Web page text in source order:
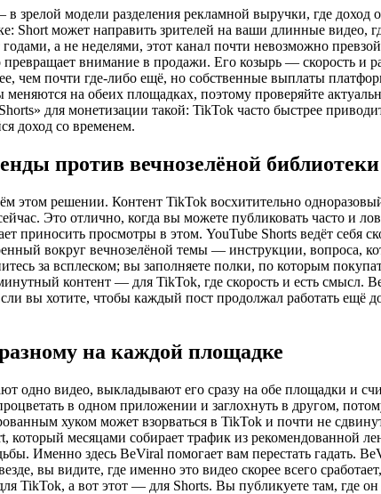
зрелой модели разделения рекламной выручки, где
может направить зрителей на ваши длинные видео,
а не неделями, этот канал почти невозможно
внимание в продажи. Его козырь — скорость и
чем почти где-либо ещё, но собственные выплаты
на обеих площадках, поэтому проверяйте
для монетизации такой: TikTok часто быстрее
доход со временем.
против вечнозелёной библиотеки
решении. Контент TikTok восхитительно
Это отлично, когда вы можете публиковать часто и
приносить просмотры в этом. YouTube Shorts ведёт себя
вокруг вечнозелёной темы — инструкции, вопроса,
за всплеском; вы заполняете полки, по которым
контент — для TikTok, где скорость и есть смысл.
вы хотите, чтобы каждый пост продолжал работать ещё
на каждой площадке
одно видео, выкладывают его сразу на обе площадки и
в одном приложении и заглохнуть в другом,
хуком может взорваться в TikTok и почти не
месяцами собирает трафик из рекомендованной
Именно здесь BeViral помогает вам перестать гадать.
вы видите, где именно это видео скорее всего
TikTok, а вот этот — для Shorts. Вы публикуете там, где